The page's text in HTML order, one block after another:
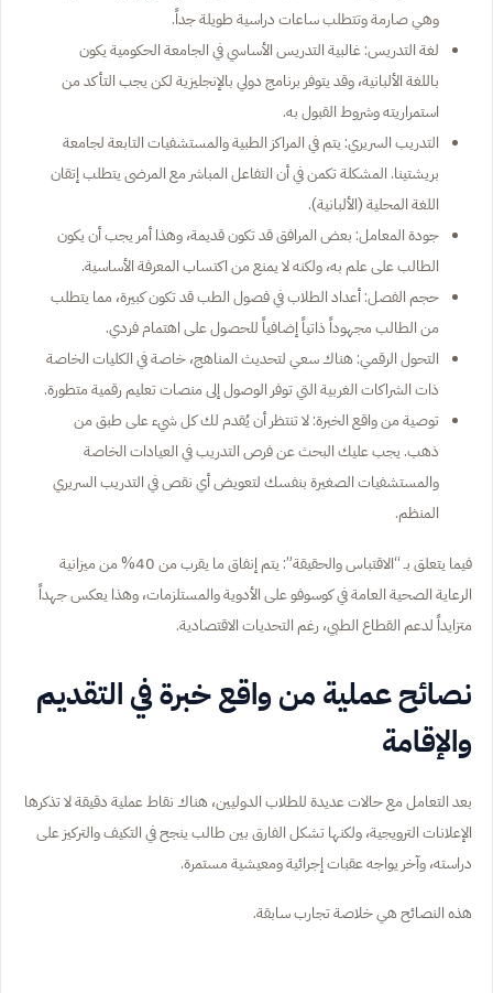
وهي صارمة وتتطلب ساعات دراسية طويلة جداً.
لغة التدريس: غالبية التدريس الأساسي في الجامعة الحكومية يكون
باللغة الألبانية، وقد يتوفر برنامج دولي بالإنجليزية لكن يجب التأكد من
استمراريته وشروط القبول به.
التدريب السريري: يتم في المراكز الطبية والمستشفيات التابعة لجامعة
بريشتينا. المشكلة تكمن في أن التفاعل المباشر مع المرضى يتطلب إتقان
اللغة المحلية (الألبانية).
جودة المعامل: بعض المرافق قد تكون قديمة، وهذا أمر يجب أن يكون
الطالب على علم به، ولكنه لا يمنع من اكتساب المعرفة الأساسية.
حجم الفصل: أعداد الطلاب في فصول الطب قد تكون كبيرة، مما يتطلب
من الطالب مجهوداً ذاتياً إضافياً للحصول على اهتمام فردي.
التحول الرقمي: هناك سعي لتحديث المناهج، خاصة في الكليات الخاصة
ذات الشراكات الغربية التي توفر الوصول إلى منصات تعليم رقمية متطورة.
توصية من واقع الخبرة: لا تنتظر أن يُقدم لك كل شيء على طبق من
ذهب. يجب عليك البحث عن فرص التدريب في العيادات الخاصة
والمستشفيات الصغيرة بنفسك لتعويض أي نقص في التدريب السريري
المنظم.
فيما يتعلق بـ “الاقتباس والحقيقة”: يتم إنفاق ما يقرب من 40% من ميزانية
الرعاية الصحية العامة في كوسوفو على الأدوية والمستلزمات، وهذا يعكس جهداً
متزايداً لدعم القطاع الطبي، رغم التحديات الاقتصادية.
نصائح عملية من واقع خبرة في التقديم
والإقامة
بعد التعامل مع حالات عديدة للطلاب الدوليين، هناك نقاط عملية دقيقة لا تذكرها
الإعلانات الترويجية، ولكنها تشكل الفارق بين طالب ينجح في التكيف والتركيز على
دراسته، وآخر يواجه عقبات إجرائية ومعيشية مستمرة.
هذه النصائح هي خلاصة تجارب سابقة.